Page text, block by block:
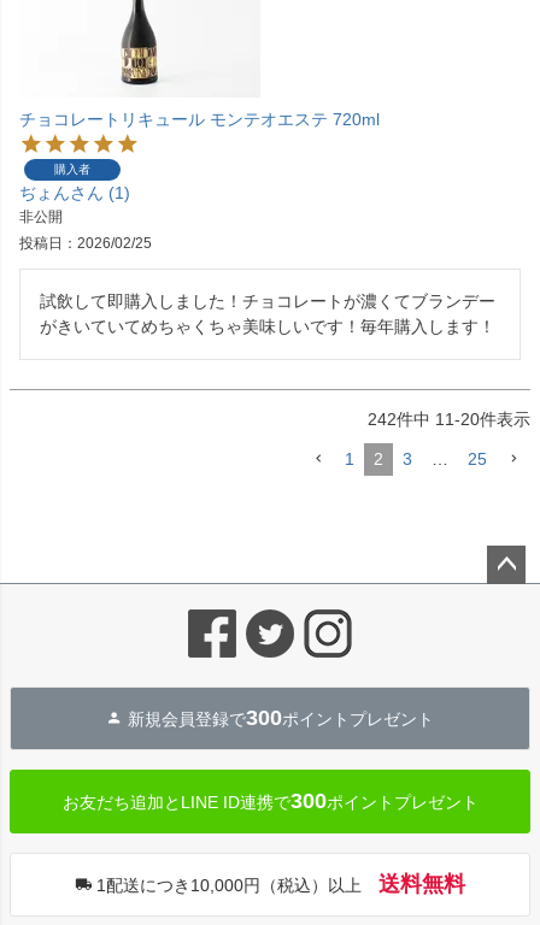
チョコレートリキュール モンテオエステ 720ml
購入者
ぢょん 1
非公開
投稿日
2026/02/25
試飲して即購入しました！チョコレートが濃くてブランデー
がきいていてめちゃくちゃ美味しいです！毎年購入します！
242件中 11-20件表示
1 2 3 25
新規会員登録で300ポイントプレゼント
お友だち追加とLINE ID連携で300ポイントプレゼント
1配送につき10,000円（税込）以上 送料無料